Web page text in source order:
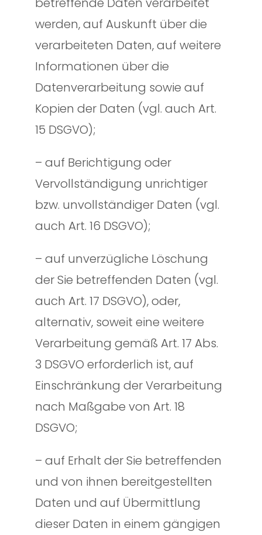
werden, auf Auskunft über die
verarbeiteten Daten, auf weitere
Informationen über die
Datenverarbeitung sowie auf
Kopien der Daten (vgl. auch Art.
15 DSGVO);
– auf Berichtigung oder
Vervollständigung unrichtiger
bzw. unvollständiger Daten (vgl.
auch Art. 16 DSGVO);
– auf unverzügliche Löschung
der Sie betreffenden Daten (vgl.
auch Art. 17 DSGVO), oder,
alternativ, soweit eine weitere
Verarbeitung gemäß Art. 17 Abs.
3 DSGVO erforderlich ist, auf
Einschränkung der Verarbeitung
nach Maßgabe von Art. 18
DSGVO;
– auf Erhalt der Sie betreffenden
und von ihnen bereitgestellten
Daten und auf Übermittlung
dieser Daten in einem gängigen